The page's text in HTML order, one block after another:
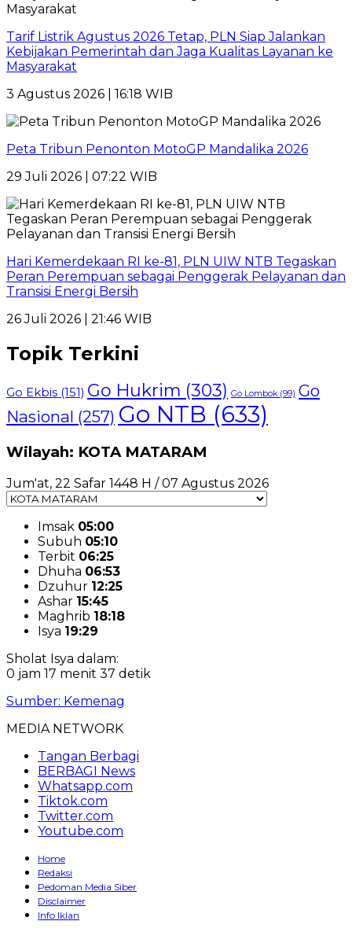
Tarif Listrik Agustus 2026 Tetap, PLN Siap Jalankan
Kebijakan Pemerintah dan Jaga Kualitas Layanan ke
Masyarakat
3 Agustus 2026 | 16:18 WIB
Peta Tribun Penonton MotoGP Mandalika 2026
29 Juli 2026 | 07:22 WIB
Hari Kemerdekaan RI ke-81, PLN UIW NTB Tegaskan
Peran Perempuan sebagai Penggerak Pelayanan dan
Transisi Energi Bersih
26 Juli 2026 | 21:46 WIB
Topik Terkini
Go Ekbis (151) Go Hukrim (303) Go Lombok(99) Go
Nasional (257) Go NTB (633)
Wilayah: KOTA MATARAM
Jum'at, 22 Safar 1448 H / 07 Agustus 2026
Imsak 05:00
Subuh 05:10
Terbit 06:25
Dhuha 06:53
Dzuhur 12:25
Ashar 15:45
Maghrib 18:18
Isya 19:29
Sholat Isya dalam:
0 jam 17 menit 36 detik
Sumber: Kemenag
MEDIA NETWORK
Tangan Berbagi
BERBAGI News
Whatsapp.com
Tiktok.com
Twitter.com
Youtube.com
Home
Redaksi
Pedoman Media Siber
Disclaimer
Info Iklan